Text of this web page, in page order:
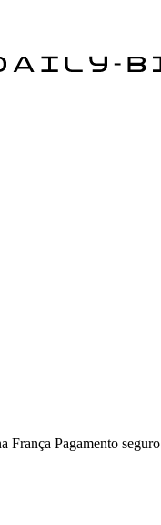
França Pagamento seguro